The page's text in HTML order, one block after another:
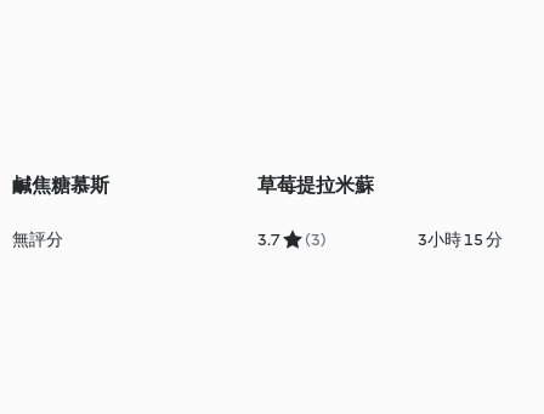
鹹焦糖慕斯
無評分
草莓提拉米蘇
3.7 (3) 3小時 15 分